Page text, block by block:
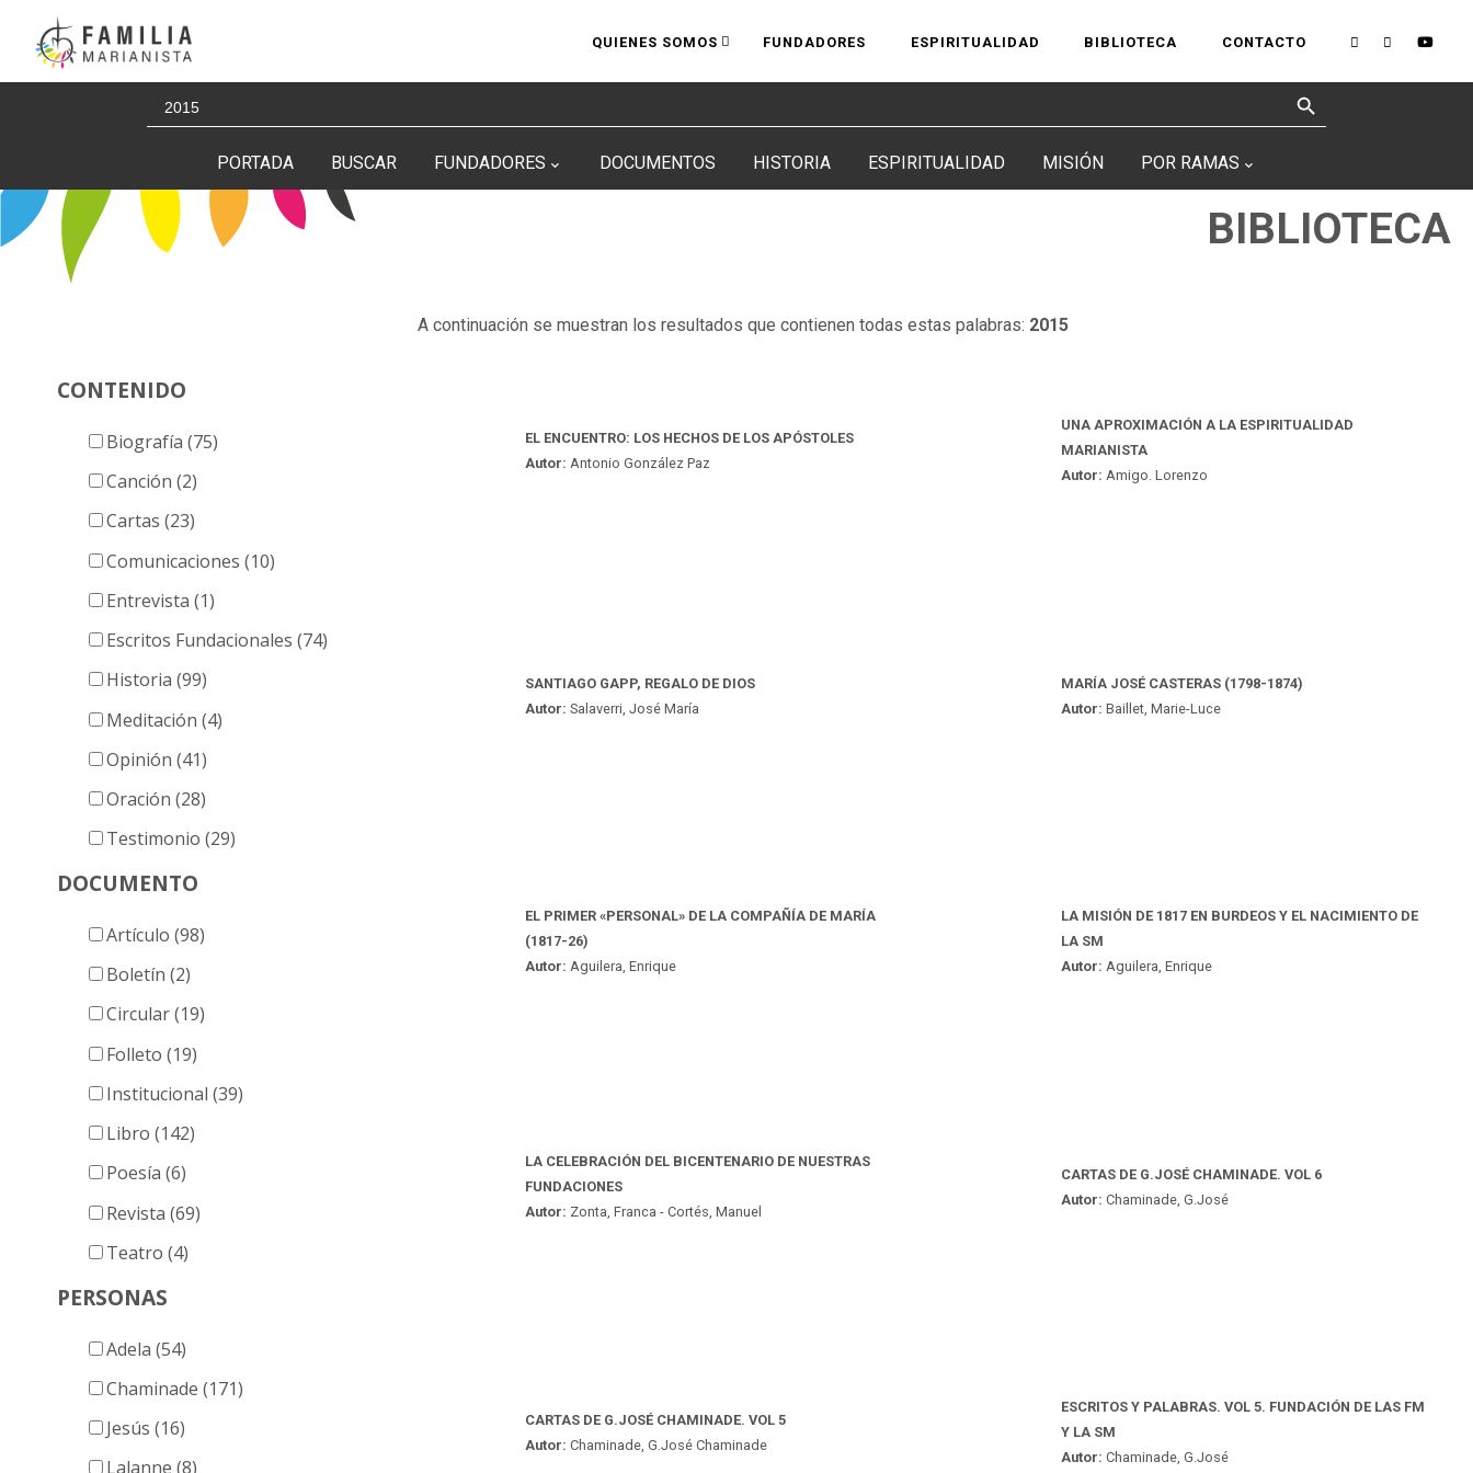
contenido
QUIENES SOMOS FUNDADORES ESPIRITUALIDAD BIBLIOTECA CONTACTO
Search Button
PORTADA BUSCAR FUNDADORES DOCUMENTOS HISTORIA ESPIRITUALIDAD MISIÓN POR RAMAS
BIBLIOTECA
A continuación se muestran los resultados que contienen todas estas palabras: 2015
EL ENCUENTRO: LOS HECHOS DE LOS APÓSTOLES
Autor: Antonio González Paz
UNA APROXIMACIÓN A LA ESPIRITUALIDAD
MARIANISTA
Autor: Amigo. Lorenzo
SANTIAGO GAPP, REGALO DE DIOS
Autor: Salaverri, José María
MARÍA JOSÉ CASTERAS (1798-1874)
Autor: Baillet, Marie-Luce
EL PRIMER «PERSONAL» DE LA COMPAÑÍA DE MARÍA
(1817-26)
Autor: Aguilera, Enrique
LA MISIÓN DE 1817 EN BURDEOS Y EL NACIMIENTO DE
LA SM
Autor: Aguilera, Enrique
LA CELEBRACIÓN DEL BICENTENARIO DE NUESTRAS
FUNDACIONES
Autor: Zonta, Franca - Cortés, Manuel
CARTAS DE G.JOSÉ CHAMINADE. VOL 6
Autor: Chaminade, G.José
CARTAS DE G.JOSÉ CHAMINADE. VOL 5
Autor: Chaminade, G.José Chaminade
ESCRITOS Y PALABRAS. VOL 5. FUNDACIÓN DE LAS FM
Y LA SM
Autor: Chaminade, G.José
CONTENIDO
Biografía (75)
Canción (2)
Cartas (23)
Comunicaciones (10)
Entrevista (1)
Escritos Fundacionales (74)
Historia (99)
Meditación (4)
Opinión (41)
Oración (28)
Testimonio (29)
DOCUMENTO
Artículo (98)
Boletín (2)
Circular (19)
Folleto (19)
Institucional (39)
Libro (142)
Poesía (6)
Revista (69)
Teatro (4)
PERSONAS
Adela (54)
Chaminade (171)
Jesús (16)
Lalanne (8)